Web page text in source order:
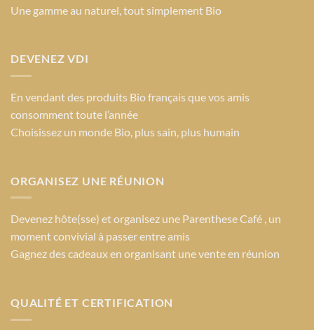
Une gamme au naturel, tout simplement Bio
DEVENEZ VDI
En vendant des produits Bio français que vos amis
consomment toute l’année
Choisissez un monde Bio, plus sain, plus humain
ORGANISEZ UNE RÉUNION
Devenez hôte(sse) et organisez une Parenthese Café , un
moment convivial à passer entre amis
Gagnez des cadeaux en organisant une vente en réunion
QUALITÉ ET CERTIFICATION